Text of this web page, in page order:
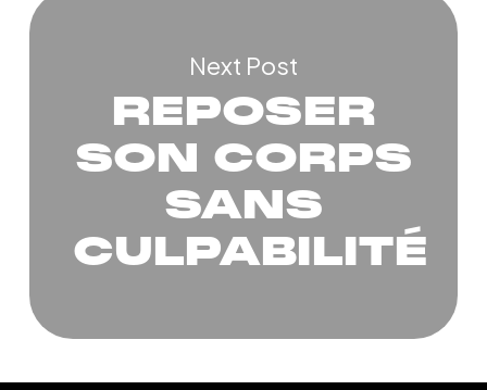
Next Post
REPOSER
SON CORPS
SANS
CULPABILITÉ